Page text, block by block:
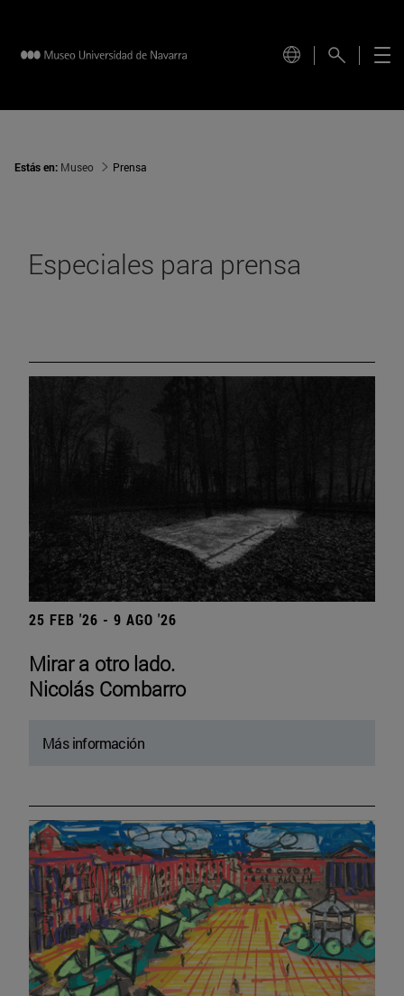
Estás en: Museo Prensa
Especiales para prensa
25 FEB '26 - 9 AGO '26
Mirar a otro lado.
Nicolás Combarro
Más información